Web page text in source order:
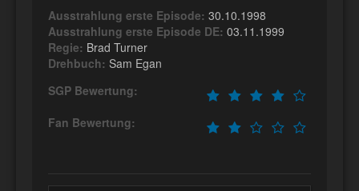
Ausstrahlung erste Episode: 30.10.1998
Ausstrahlung erste Episode DE: 03.11.1999
Regie: Brad Turner
Drehbuch: Sam Egan
SGP Bewertung:
Fan Bewertung: